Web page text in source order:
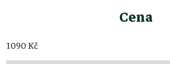
n
Cena
1090Kč